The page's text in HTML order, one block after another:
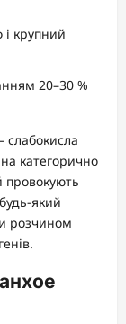
крупний
20–30 %
слабокисла
категорично
провокують
який
розчином